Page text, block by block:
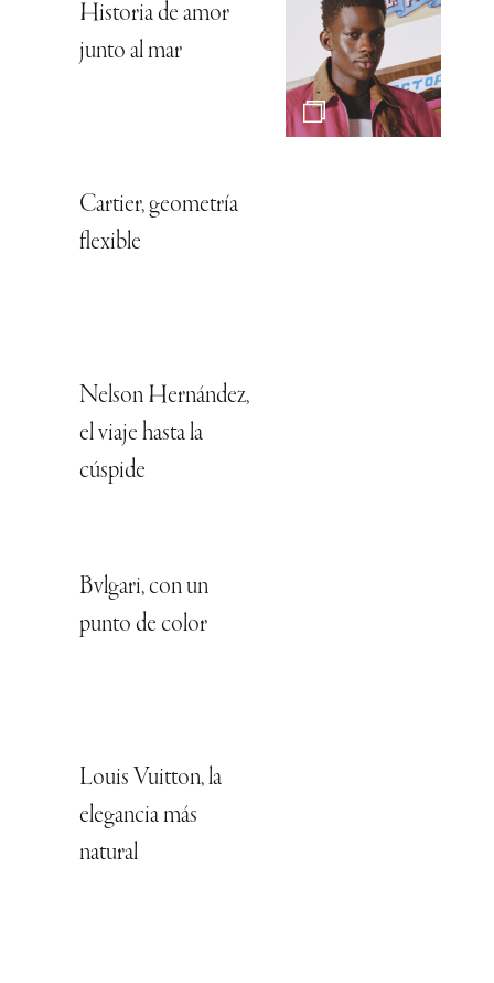
Historia de amor
junto al mar
Cartier, geometría
flexible
Nelson Hernández,
el viaje hasta la
cúspide
Bvlgari, con un
punto de color
Louis Vuitton, la
elegancia más
natural